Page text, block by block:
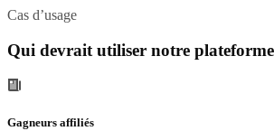
Cas d’usage
Qui devrait utiliser notre
Gagneurs affiliés